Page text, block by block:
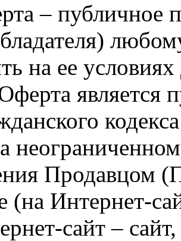
– публичное
на ее
является
Продавцом
(на Интернет-
сайт –